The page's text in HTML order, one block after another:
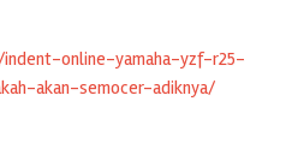
indent-online-yamaha-yzf-r25-
akan-semocer-adiknya/